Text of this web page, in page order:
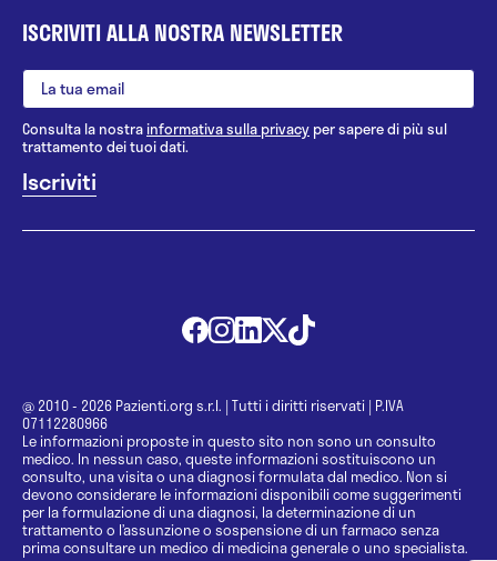
ISCRIVITI ALLA NOSTRA NEWSLETTER
Consulta la nostrainformativa sulla privacy per sapere di più sul
trattamento dei tuoi dati.
@ 2010 - 2026 Pazienti.org s.r.l. | Tutti i diritti riservati | P.IVA
07112280966
Le informazioni proposte in questo sito non sono un consulto
medico. In nessun caso, queste informazioni sostituiscono un
consulto, una visita o una diagnosi formulata dal medico. Non si
devono considerare le informazioni disponibili come suggerimenti
per la formulazione di una diagnosi, la determinazione di un
trattamento o l’assunzione o sospensione di un farmaco senza
prima consultare un medico di medicina generale o uno specialista.